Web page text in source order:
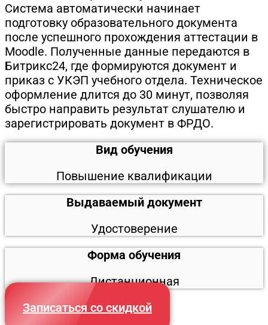
Система автоматически начинает
подготовку образовательного документа
после успешного прохождения аттестации в
Moodle. Полученные данные передаются в
Битрикс24, где формируются документ и
приказ с УКЭП учебного отдела. Техническое
оформление длится до 30 минут, позволяя
быстро направить результат слушателю и
зарегистрировать документ в ФРДО.
Вид обучения
Повышение квалификации
Выдаваемый документ
Удостоверение
Форма обучения
Дистанционная
Записаться со скидкой